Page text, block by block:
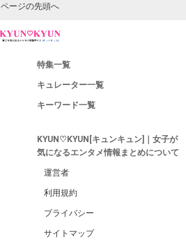
ページの先頭へ
特集一覧
キュレーター一覧
キーワード一覧
KYUN♡KYUN[キュンキュン]｜女子が
気になるエンタメ情報まとめについて
運営者
利用規約
プライバシー
サイトマップ